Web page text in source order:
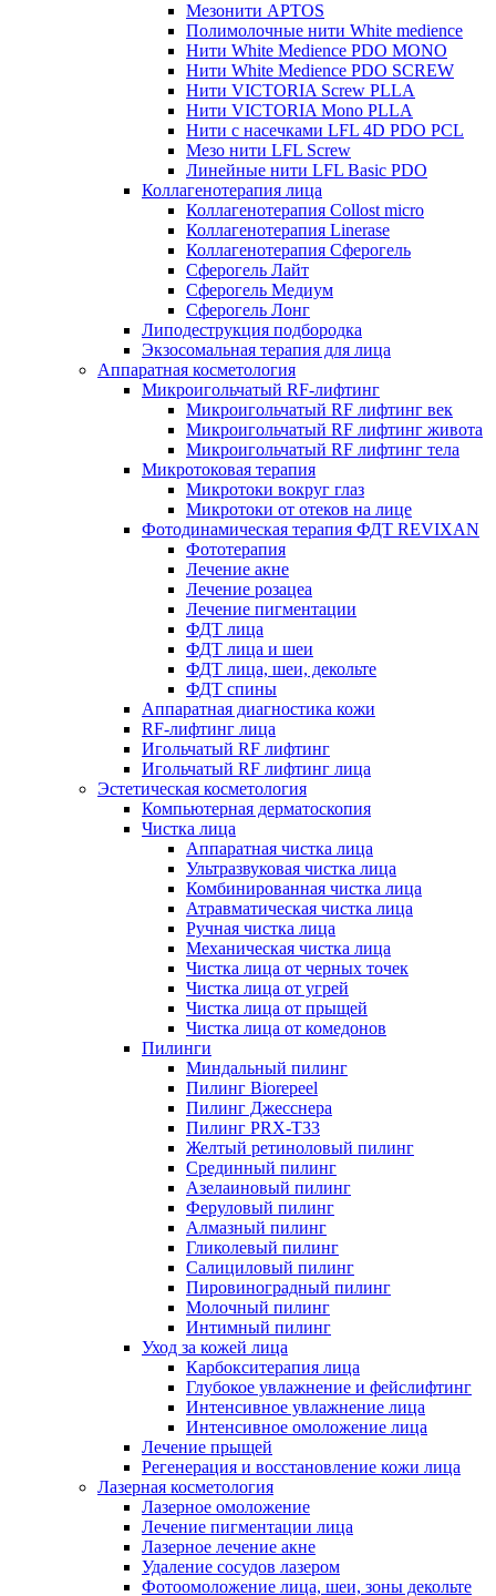
Мезонити APTOS
Полимолочные нити White medience
Нити White Medience PDO MONO
Нити White Medience PDO SCREW
Нити VICTORIA Screw PLLA
Нити VICTORIA Mono PLLA
Нити с насечками LFL 4D PDO PCL
Мезо нити LFL Screw
Линейные нити LFL Basic PDO
Коллагенотерапия лица
Коллагенотерапия Collost micro
Коллагенотерапия Linerase
Коллагенотерапия Сферогель
Сферогель Лайт
Сферогель Медиум
Сферогель Лонг
Липодеструкция подбородка
Экзосомальная терапия для лица
Аппаратная косметология
Микроигольчатый RF-лифтинг
Микроигольчатый RF лифтинг век
Микроигольчатый RF лифтинг живота
Микроигольчатый RF лифтинг тела
Микротоковая терапия
Микротоки вокруг глаз
Микротоки от отеков на лице
Фотодинамическая терапия ФДТ REVIXAN
Фототерапия
Лечение акне
Лечение розацеа
Лечение пигментации
ФДТ лица
ФДТ лица и шеи
ФДТ лица, шеи, декольте
ФДТ спины
Аппаратная диагностика кожи
RF-лифтинг лица
Игольчатый RF лифтинг
Игольчатый RF лифтинг лица
Эстетическая косметология
Компьютерная дерматоскопия
Чистка лица
Аппаратная чистка лица
Ультразвуковая чистка лица
Комбинированная чистка лица
Атравматическая чистка лица
Ручная чистка лица
Механическая чистка лица
Чистка лица от черных точек
Чистка лица от угрей
Чистка лица от прыщей
Чистка лица от комедонов
Пилинги
Миндальный пилинг
Пилинг Biorepeel
Пилинг Джесснера
Пилинг PRX-T33
Желтый ретиноловый пилинг
Срединный пилинг
Азелаиновый пилинг
Феруловый пилинг
Алмазный пилинг
Гликолевый пилинг
Салициловый пилинг
Пировиноградный пилинг
Молочный пилинг
Интимный пилинг
Уход за кожей лица
Карбокситерапия лица
Глубокое увлажнение и фейслифтинг
Интенсивное увлажнение лица
Интенсивное омоложение лица
Лечение прыщей
Регенерация и восстановление кожи лица
Лазерная косметология
Лазерное омоложение
Лечение пигментации лица
Лазерное лечение акне
Удаление сосудов лазером
Фотоомоложение лица, шеи, зоны декольте